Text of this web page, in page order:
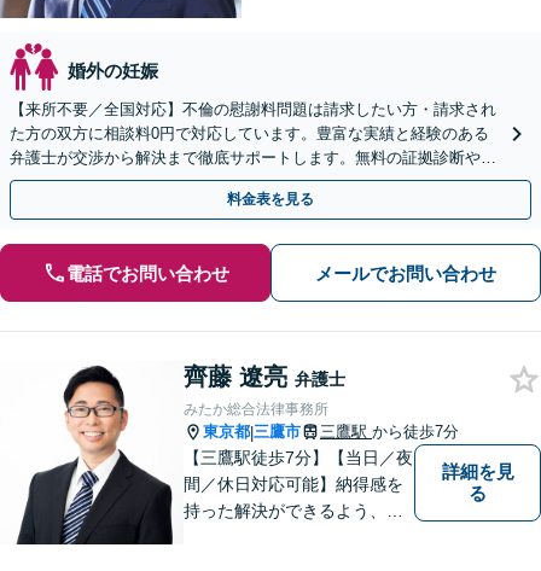
婚外の妊娠
【来所不要／全国対応】不倫の慰謝料問題は請求したい方・請求され
た方の双方に相談料0円で対応しています。豊富な実績と経験のある
弁護士が交渉から解決まで徹底サポートします。無料の証拠診断や着
手金の返還保証もありますので安心してご相談ください。
料金表を見る
電話でお問い合わせ メールでお問い合わせ
齊藤 遼亮 弁護士
みたか総合法律事務所
東京都|三鷹市 三鷹駅 から徒歩7分
【三鷹駅徒歩7分】【当日／夜
間／休日対応可能】納得感を
持った解決ができるよう、問
詳細を見
る